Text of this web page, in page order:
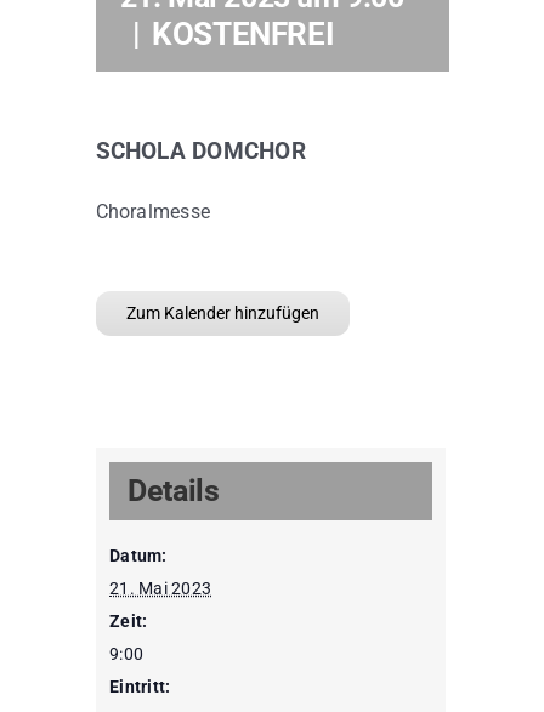
| KOSTENFREI
SCHOLA DOMCHOR
Choralmesse
Zum Kalender hinzufügen
Details
Datum:
21. Mai 2023
Zeit:
9:00
Eintritt: